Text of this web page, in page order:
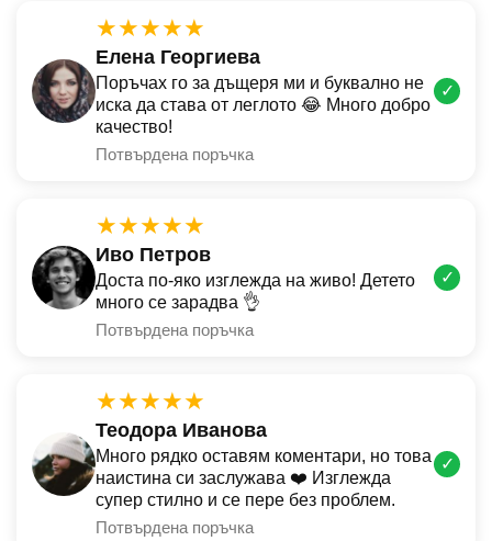
★★★★★
Елена Георгиева
Поръчах го за дъщеря ми и буквално не
иска да става от леглото 😂 Много добро
качество!
Потвърдена поръчка
✓
★★★★★
Иво Петров
Доста по-яко изглежда на живо! Детето
много се зарадва 👌
Потвърдена поръчка
✓
★★★★★
Теодора Иванова
Много рядко оставям коментари, но това
наистина си заслужава ❤️ Изглежда
супер стилно и се пере без проблем.
Потвърдена поръчка
✓